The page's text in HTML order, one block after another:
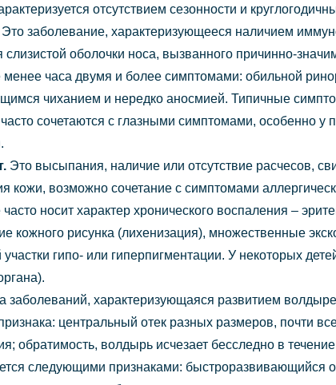
отсутствием сезонности и
Это заболевание, характеризующееся наличием
слизистой оболочки носа, вызванного причинно-
часа двумя и более симптомами: обильной
чиханием и нередко аносмией. Типичные
сочетаются с глазными симптомами, особенно у
Это высыпания, наличие или отсутствие расчесов,
кожи, возможно сочетание с симптомами
носит характер хронического воспаления –
кожного рисунка (лихенизация), множественные
гипо- или гиперпигментации. У некоторых
заболеваний, характеризующаяся развитием
центральный отек разных размеров, почти
обратимость, волдырь исчезает бесследно в
следующими признаками: быстроразвивающийся